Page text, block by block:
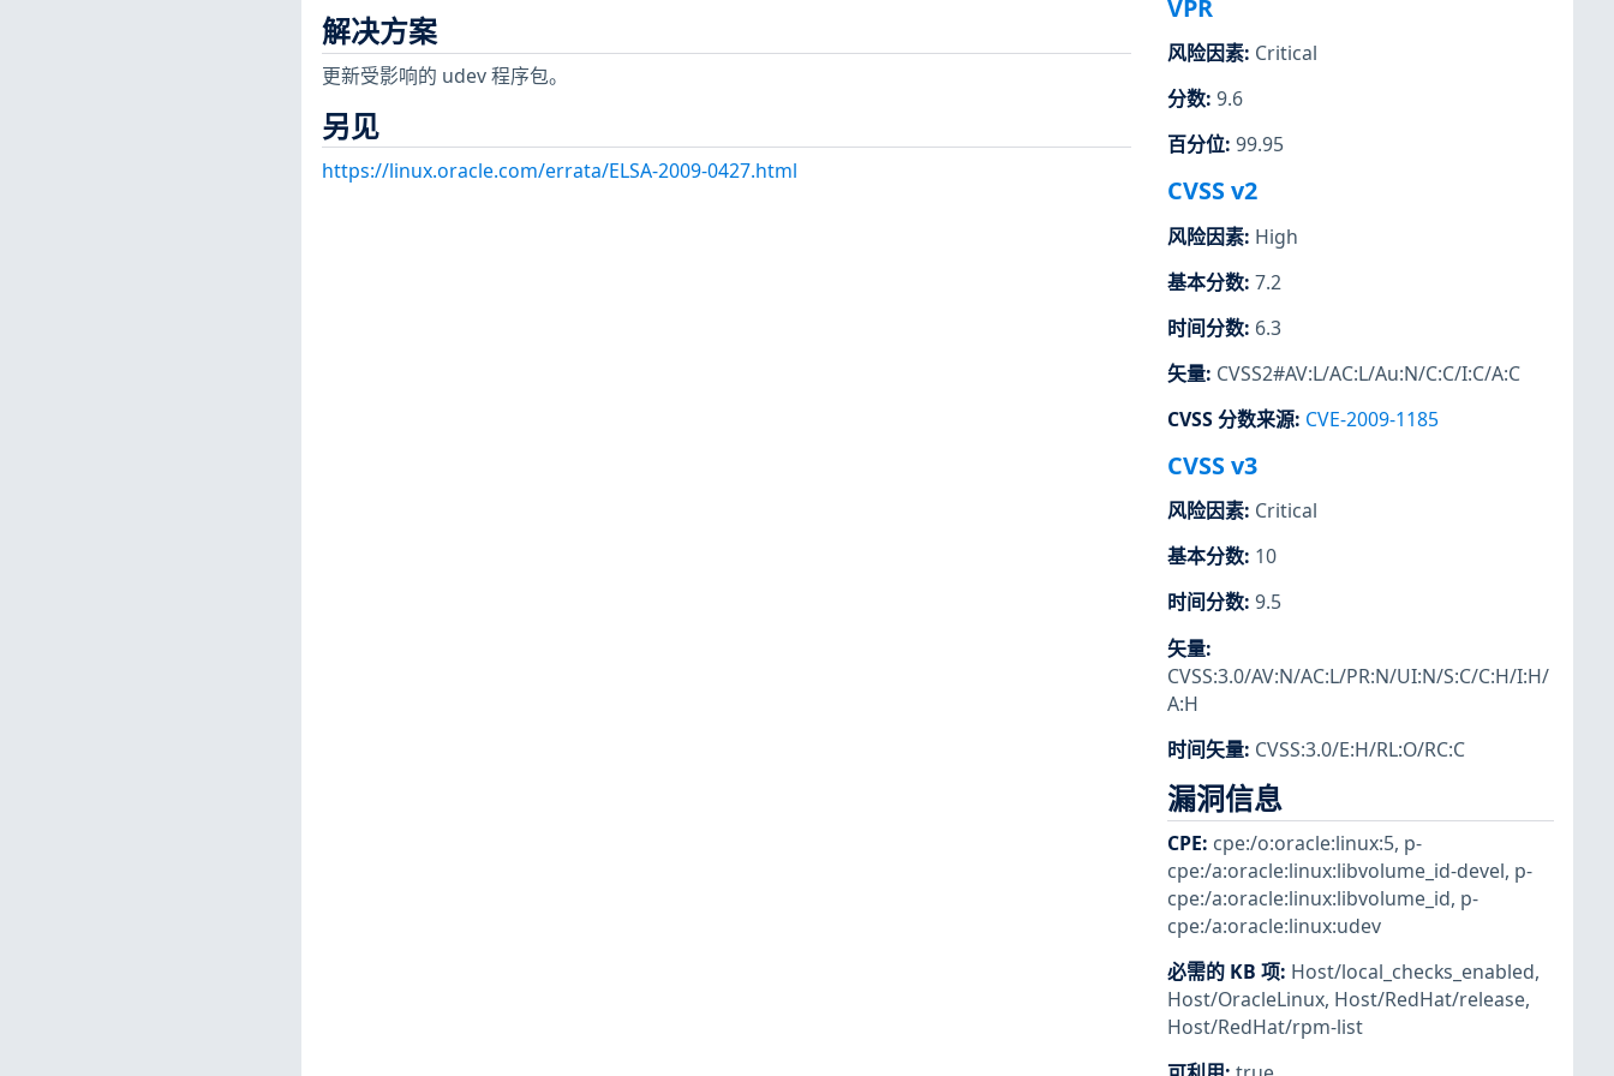
解决方案
更新受影响的 udev 程序包。
另见
https://linux.oracle.com/errata/ELSA-2009-0427.html
VPR
风险因素: Critical
分数: 9.6
百分位: 99.95
CVSS v2
风险因素: High
基本分数: 7.2
时间分数: 6.3
矢量: CVSS2#AV:L/AC:L/Au:N/C:C/I:C/A:C
CVSS 分数来源: CVE-2009-1185
CVSS v3
风险因素: Critical
基本分数: 10
时间分数: 9.5
矢量:
CVSS:3.0/AV:N/AC:L/PR:N/UI:N/S:C/C:H/I:H/
A:H
时间矢量: CVSS:3.0/E:H/RL:O/RC:C
漏洞信息
CPE: cpe:/o:oracle:linux:5, p-
cpe:/a:oracle:linux:libvolume_id-devel, p-
cpe:/a:oracle:linux:libvolume_id, p-
cpe:/a:oracle:linux:udev
必需的 KB 项: Host/local_checks_enabled,
Host/OracleLinux, Host/RedHat/release,
Host/RedHat/rpm-list